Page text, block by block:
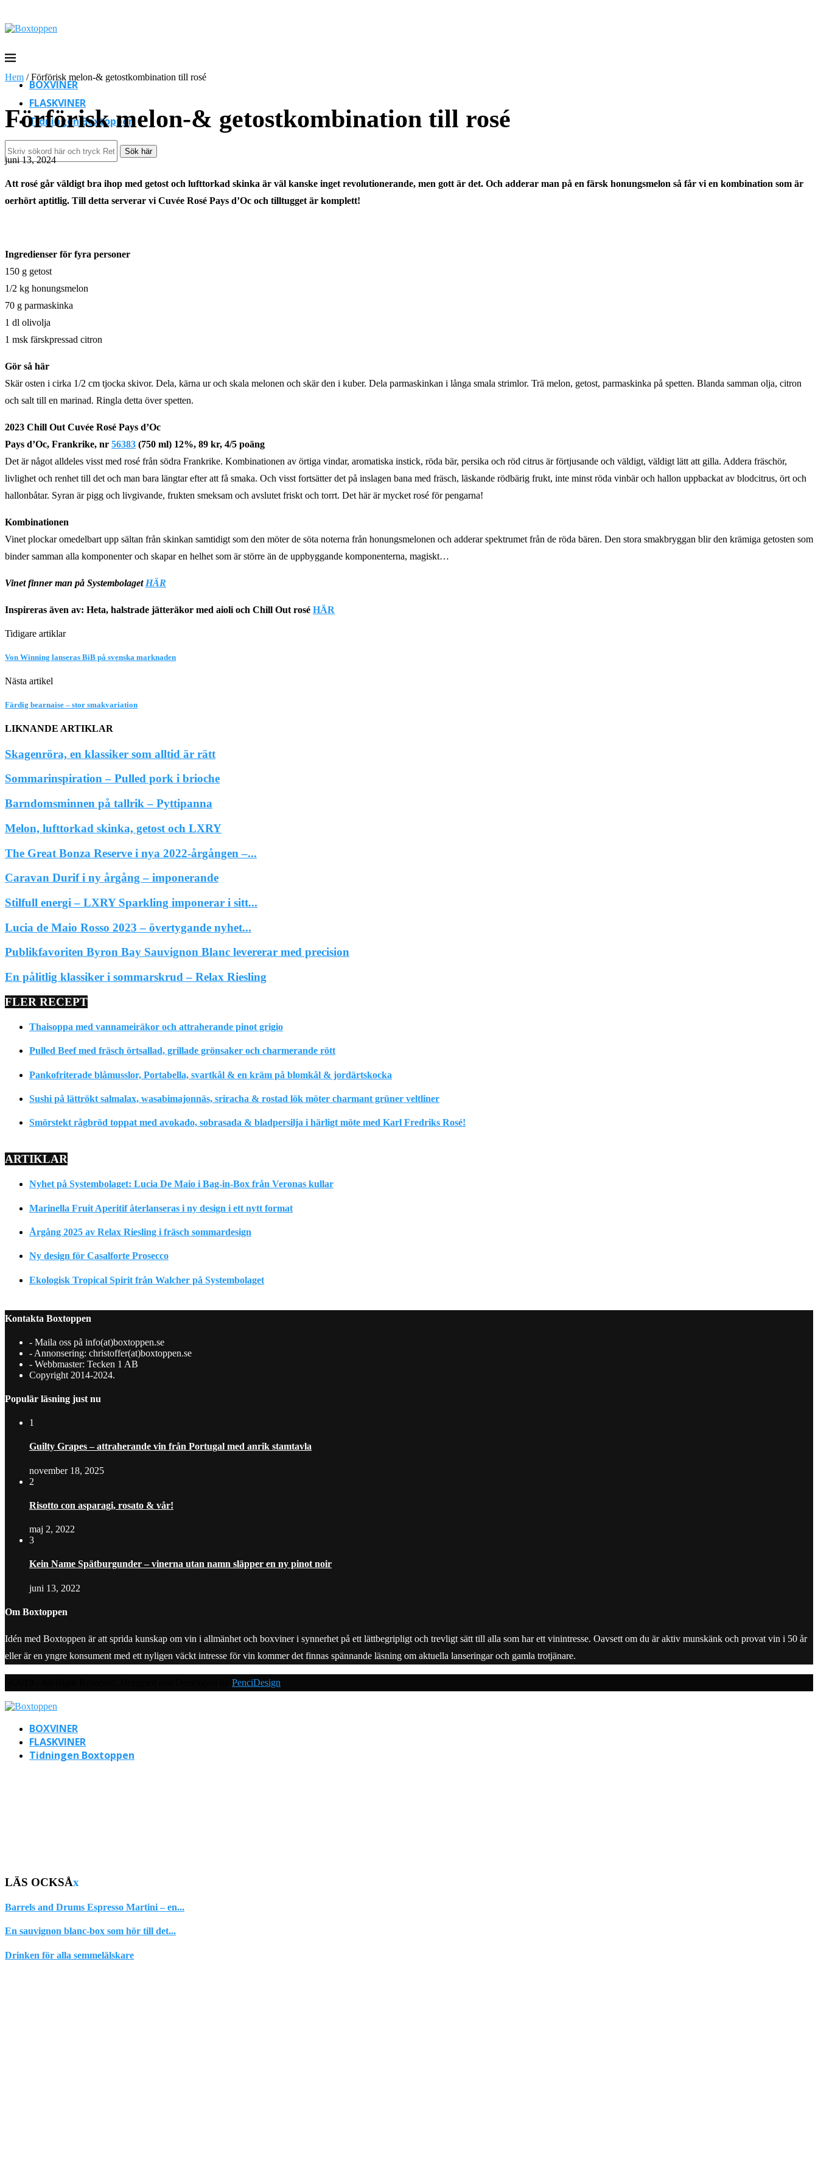
BOXVINER
FLASKVINER
Tidningen Boxtoppen
Sök här
Hem /Förförisk melon-& getostkombination till rosé
Förförisk melon-& getostkombination till rosé
juni 13, 2024
Att rosé går väldigt bra ihop med getost och lufttorkad skinka är väl kanske inget revolutionerande, men gott är det. Och adderar man på en färsk honungsmelon så får vi en kombination som är
oerhört aptitlig. Till detta serverar vi Cuvée Rosé Pays d’Oc och tilltugget är komplett!
Ingredienser för fyra personer
150 g getost
1/2 kg honungsmelon
70 g parmaskinka
1 dl olivolja
1 msk färskpressad citron
Gör så här
Skär osten i cirka 1/2 cm tjocka skivor. Dela, kärna ur och skala melonen och skär den i kuber. Dela parmaskinkan i långa smala strimlor. Trä melon, getost, parmaskinka på spetten. Blanda samman olja, citron
och salt till en marinad. Ringla detta över spetten.
2023 Chill Out Cuvée Rosé Pays d’Oc
Pays d’Oc, Frankrike, nr 56383 (750 ml) 12%, 89 kr, 4/5 poäng
Det är något alldeles visst med rosé från södra Frankrike. Kombinationen av örtiga vindar, aromatiska instick, röda bär, persika och röd citrus är förtjusande och väldigt, väldigt lätt att gilla. Addera fräschör,
livlighet och renhet till det och man bara längtar efter att få smaka. Och visst fortsätter det på inslagen bana med fräsch, läskande rödbärig frukt, inte minst röda vinbär och hallon uppbackat av blodcitrus, ört och
hallonbåtar. Syran är pigg och livgivande, frukten smeksam och avslutet friskt och torrt. Det här är mycket rosé för pengarna!
Kombinationen
Vinet plockar omedelbart upp sältan från skinkan samtidigt som den möter de söta noterna från honungsmelonen och adderar spektrumet från de röda bären. Den stora smakbryggan blir den krämiga getosten som
binder samman alla komponenter och skapar en helhet som är större än de uppbyggande komponenterna, magiskt…
Vinet finner man på Systembolaget HÄR
Inspireras även av: Heta, halstrade jätteräkor med aioli och Chill Out rosé HÄR
Tidigare artiklar
Von Winning lanseras BiB på svenska marknaden
Nästa artikel
Färdig bearnaise – stor smakvariation
LIKNANDE ARTIKLAR
Skagenröra, en klassiker som alltid är rätt
Sommarinspiration – Pulled pork i brioche
Barndomsminnen på tallrik – Pyttipanna
Melon, lufttorkad skinka, getost och LXRY
The Great Bonza Reserve i nya 2022-årgången –...
Caravan Durif i ny årgång – imponerande
Stilfull energi – LXRY Sparkling imponerar i sitt...
Lucia de Maio Rosso 2023 – övertygande nyhet...
Publikfavoriten Byron Bay Sauvignon Blanc levererar med precision
En pålitlig klassiker i sommarskrud – Relax Riesling
FLER RECEPT
Thaisoppa med vannameiräkor och attraherande pinot grigio
Pulled Beef med fräsch örtsallad, grillade grönsaker och charmerande rött
Pankofriterade blåmusslor, Portabella, svartkål & en kräm på blomkål & jordärtskocka
Sushi på lättrökt salmalax, wasabimajonnäs, sriracha & rostad lök möter charmant grüner veltliner
Smörstekt rågbröd toppat med avokado, sobrasada & bladpersilja i härligt möte med Karl Fredriks Rosé!
ARTIKLAR
Nyhet på Systembolaget: Lucia De Maio i Bag-in-Box från Veronas kullar
Marinella Fruit Aperitif återlanseras i ny design i ett nytt format
Årgång 2025 av Relax Riesling i fräsch sommardesign
Ny design för Casalforte Prosecco
Ekologisk Tropical Spirit från Walcher på Systembolaget
Kontakta Boxtoppen
- Maila oss på info(at)boxtoppen.se
- Annonsering: christoffer(at)boxtoppen.se
- Webbmaster: Tecken 1 AB
Copyright 2014-2024.
Populär läsning just nu
1
Guilty Grapes – attraherande vin från Portugal med anrik stamtavla
november 18, 2025
2
Risotto con asparagi, rosato & vår!
maj 2, 2022
3
Kein Name Spätburgunder – vinerna utan namn släpper en ny pinot noir
juni 13, 2022
Om Boxtoppen
Idén med Boxtoppen är att sprida kunskap om vin i allmänhet och boxviner i synnerhet på ett lättbegripligt och trevligt sätt till alla som har ett vinintresse. Oavsett om du är aktiv munskänk och provat vin i 50 år
eller är en yngre konsument med ett nyligen väckt intresse för vin kommer det finnas spännande läsning om aktuella lanseringar och gamla trotjänare.
PenciDesign
BOXVINER
FLASKVINER
Tidningen Boxtoppen
LÄS OCKSÅx
Barrels and Drums Espresso Martini – en...
En sauvignon blanc-box som hör till det...
Drinken för alla semmelälskare